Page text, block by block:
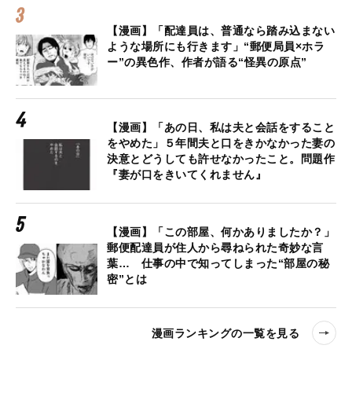
【漫画】「配達員は、普通なら踏み込まない
ような場所にも行きます」“郵便局員×ホラ
ー”の異色作、作者が語る“怪異の原点”
【漫画】「あの日、私は夫と会話をすること
をやめた」５年間夫と口をきかなかった妻の
決意とどうしても許せなかったこと。問題作
『妻が口をきいてくれません』
【漫画】「この部屋、何かありましたか？」
郵便配達員が住人から尋ねられた奇妙な言
葉… 仕事の中で知ってしまった“部屋の秘
密”とは
漫画ランキングの一覧を見る